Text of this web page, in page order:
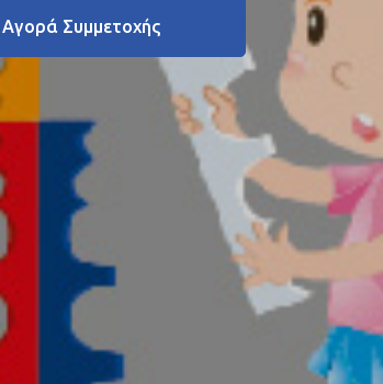
Αγορά Συμμετοχής